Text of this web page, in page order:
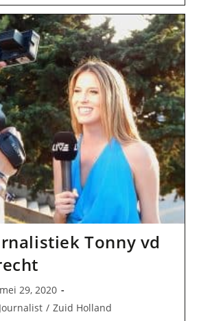
Tonny vd
mei 29, 2020
Journalist / Zuid Holland